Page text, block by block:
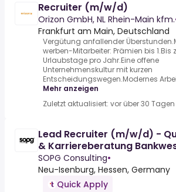
Recruiter (m/w/d)
Orizon GmbH, NL Rhein-Main kfm.
Frankfurt am Main, Deutschland
Vergütung anfallender
werben-Mitarbeiter: Prämien bis 1.Bis
Urlaubstage pro Jahr.Eine offene
Unternehmenskultur mit kurzen
Entscheidungswegen.Modernes
Mehr anzeigen
Zuletzt aktualisiert: vor über 30 Tagen
Lead Recruiter (m/w/d) -
& Karriereberatung
SOPG Consulting•
Neu-Isenburg, Hessen, Germany
Quick Apply